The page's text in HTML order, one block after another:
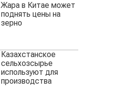
Жара в Китае может
поднять цены на
зерно
Казахстанское
сельхозсырье
используют для
производства